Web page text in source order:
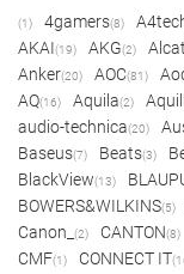
(1) 4gamers(8)
AKAI(19) AKG(2)
Anker(20) AOC(81)
AQ(16) Aquila(2)
audio-technica(20)
Baseus(7) Beats(3)
BlackView(13)
BOWERS&WILKINS(5)
Canon_ (2) CANTON(8)
CMF(1) CONNECT IT